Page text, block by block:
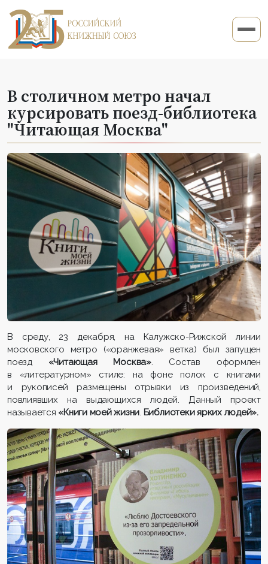
В столичном метро начал
курсировать поезд-библиотека
"Читающая Москва"
В среду, 23 декабря, на Калужско-Рижской линии
московского метро («оранжевая» ветка) был запущен
поезд «Читающая Москва». Состав оформлен
в «литературном» стиле: на фоне полок с книгами
и рукописей размещены отрывки из произведений,
повлиявших на выдающихся людей. Данный проект
называется «Книги моей жизни. Библиотеки ярких людей».